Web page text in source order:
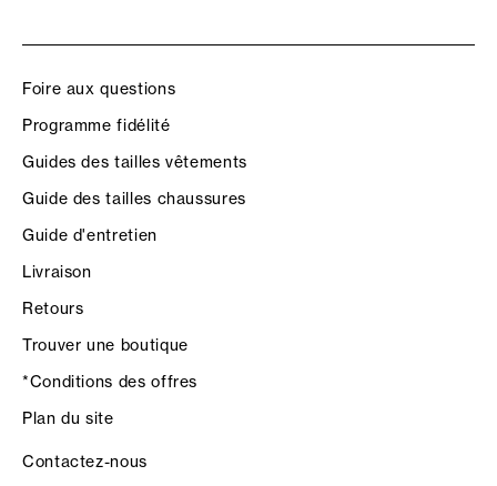
Foire aux questions
Programme fidélité
Guides des tailles vêtements
Guide des tailles chaussures
Guide d'entretien
Livraison
Retours
Trouver une boutique
*Conditions des offres
Plan du site
Contactez-nous